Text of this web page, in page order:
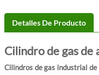
Detalles De Producto
Cilindro de gas de
Cilindros de gas industrial